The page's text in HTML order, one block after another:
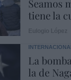
Seamos
tiene la
La
la de